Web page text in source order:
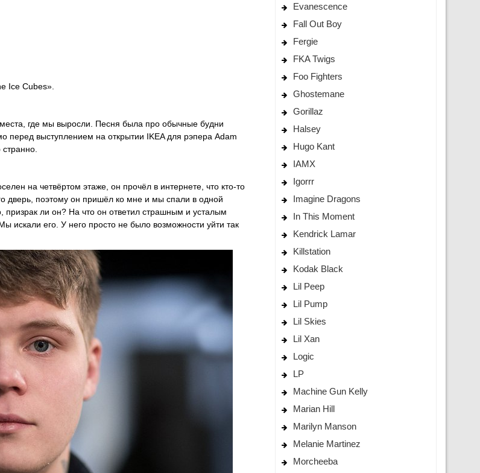
Ice Cubes».
где мы выросли. Песня была про обычные будни
перед выступлением на открытии IKEA для рэпера Adam
на четвёртом этаже, он прочёл в интернете, что кто-то
дверь, поэтому он пришёл ко мне и мы спали в одной
призрак ли он? На что он ответил страшным и усталым
искали его. У него просто не было возможности уйти так
Evanescence
Fall Out Boy
Fergie
FKA Twigs
Foo Fighters
Ghostemane
Gorillaz
Halsey
Hugo Kant
IAMX
Igorrr
Imagine Dragons
In This Moment
Kendrick Lamar
Killstation
Kodak Black
Lil Peep
Lil Pump
Lil Skies
Lil Xan
Logic
LP
Machine Gun Kelly
Marian Hill
Marilyn Manson
Melanie Martinez
Morcheeba